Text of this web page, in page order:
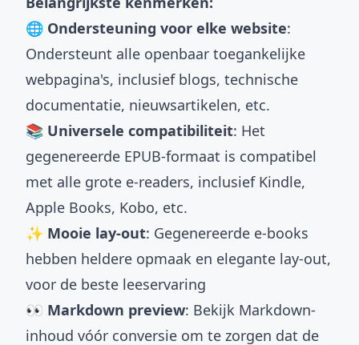
🌐 Ondersteuning voor elke website:
Ondersteunt alle openbaar toegankelijke
webpagina's, inclusief blogs, technische
documentatie, nieuwsartikelen, etc.
📚 Universele compatibiliteit: Het
gegenereerde EPUB-formaat is compatibel
met alle grote e-readers, inclusief Kindle,
Apple Books, Kobo, etc.
✨ Mooie lay-out: Gegenereerde e-books
hebben heldere opmaak en elegante lay-out,
voor de beste leeservaring
👀 Markdown preview: Bekijk Markdown-
inhoud vóór conversie om te zorgen dat de